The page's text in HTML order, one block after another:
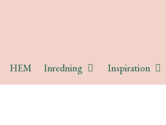
HEM Inredning Inspiration